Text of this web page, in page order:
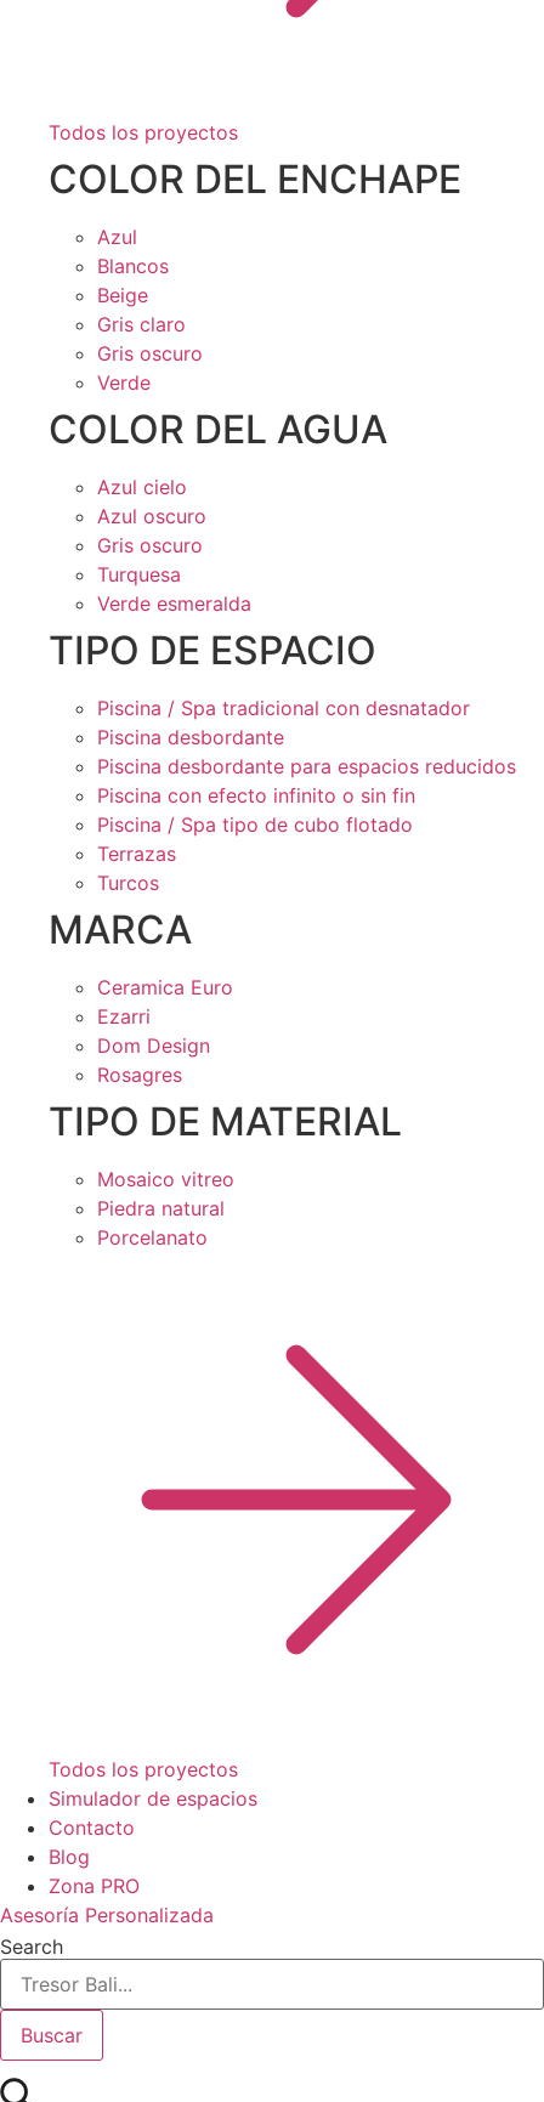
Todos los proyectos
COLOR DEL ENCHAPE
Azul
Blancos
Beige
Gris claro
Gris oscuro
Verde
COLOR DEL AGUA
Azul cielo
Azul oscuro
Gris oscuro
Turquesa
Verde esmeralda
TIPO DE ESPACIO
Piscina / Spa tradicional con desnatador
Piscina desbordante
Piscina desbordante para espacios reducidos
Piscina con efecto infinito o sin fin
Piscina / Spa tipo de cubo flotado
Terrazas
Turcos
MARCA
Ceramica Euro
Ezarri
Dom Design
Rosagres
TIPO DE MATERIAL
Mosaico vitreo
Piedra natural
Porcelanato
Todos los proyectos
Simulador de espacios
Contacto
Blog
Zona PRO
Asesoría Personalizada
Search
Buscar